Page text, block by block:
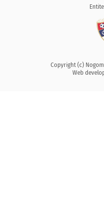
Copyright (c)
Web